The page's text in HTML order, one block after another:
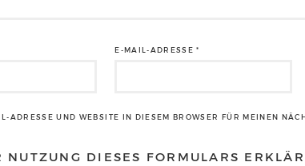
E-MAIL-ADRESSE*
ADRESSE UND WEBSITE IN DIESEM BROWSER FÜR MEINEN
NUTZUNG DIESES FORMULARS